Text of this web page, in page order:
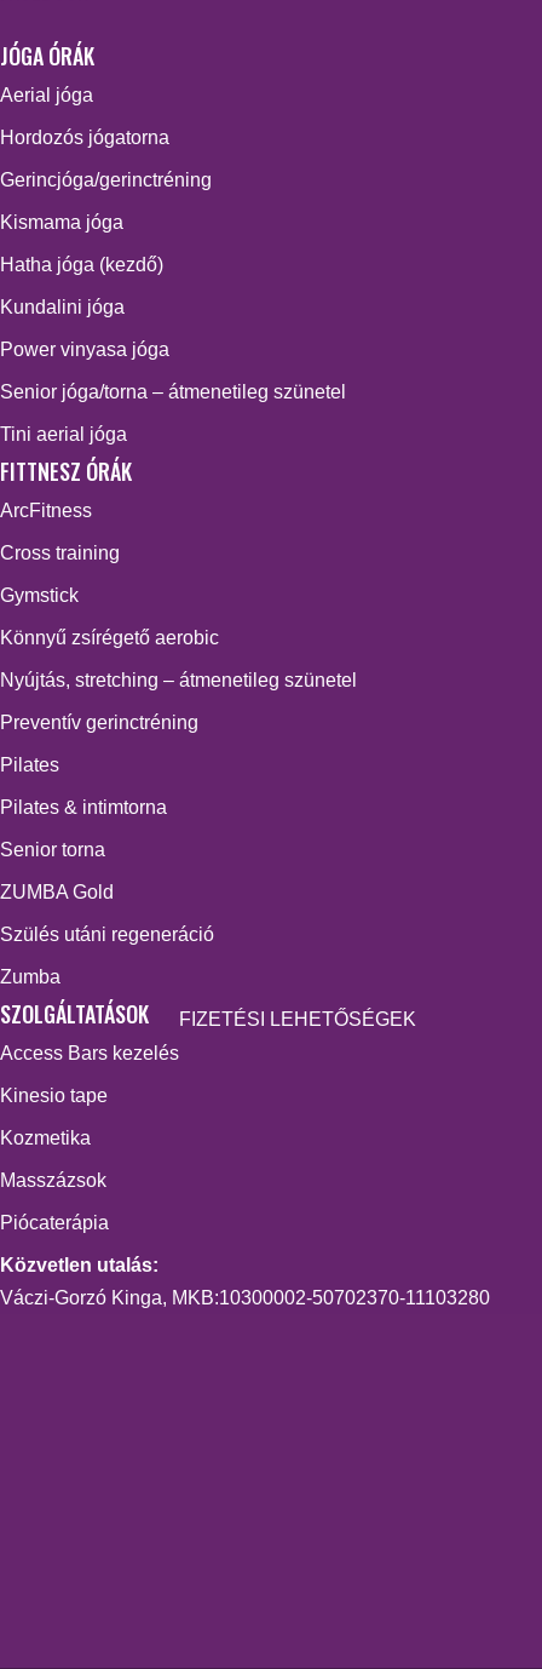
JÓGA ÓRÁK
Aerial jóga
Hordozós jógatorna
Gerincjóga/gerinctréning
Kismama jóga
Hatha jóga (kezdő)
Kundalini jóga
Power vinyasa jóga
Senior jóga/torna – átmenetileg szünetel
Tini aerial jóga
FITTNESZ ÓRÁK
ArcFitness
Cross training
Gymstick
Könnyű zsírégető aerobic
Nyújtás, stretching – átmenetileg szünetel
Preventív gerinctréning
Pilates
Pilates & intimtorna
Senior torna
ZUMBA Gold
Szülés utáni regeneráció
Zumba
SZOLGÁLTATÁSOK
Access Bars kezelés
Kinesio tape
Kozmetika
Masszázsok
Piócaterápia
FIZETÉSI LEHETŐSÉGEK
Közvetlen utalás:
Váczi-Gorzó Kinga, MKB:10300002-50702370-11103280